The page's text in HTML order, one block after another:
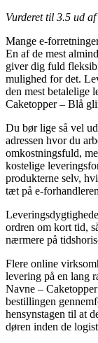
Vurderet til 3.5 ud af
Mange e-
En af de mest
giver dig fuld
mulighed for det.
den mest betalelige
Caketopper – Blå
Du bør lige så vel
adressen hvor du
omkostningsfuld,
kostelige
produkterne selv,
tæt på e-
ordren om kort tid,
nærmere på
Flere online
levering på en lang
Navne –
bestillingen
hensynstagen til at
døren inden de